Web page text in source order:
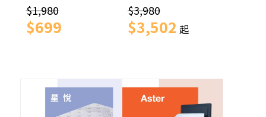
$1,980
$699
$3,980
$3,502 起